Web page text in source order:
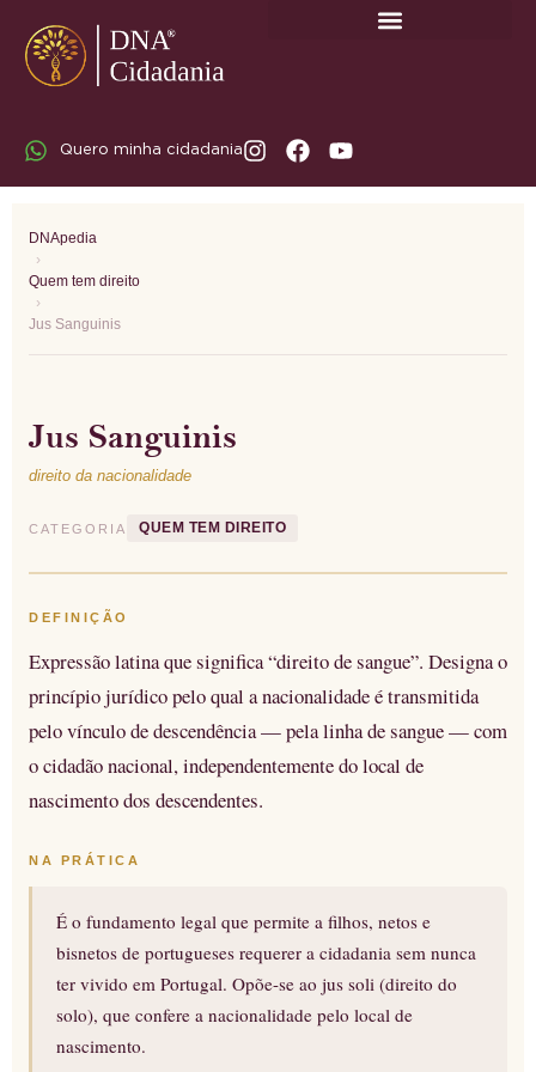
Quero minha cidadania
DNApedia
›
Quem tem direito
›
Jus Sanguinis
Jus Sanguinis
direito da nacionalidade
CATEGORIA QUEM TEM DIREITO
DEFINIÇÃO
Expressão latina que significa “direito de sangue”. Designa o
princípio jurídico pelo qual a nacionalidade é transmitida
pelo vínculo de descendência — pela linha de sangue — com
o cidadão nacional, independentemente do local de
nascimento dos descendentes.
NA PRÁTICA
É o fundamento legal que permite a filhos, netos e
bisnetos de portugueses requerer a cidadania sem nunca
ter vivido em Portugal. Opõe-se ao jus soli (direito do
solo), que confere a nacionalidade pelo local de
nascimento.